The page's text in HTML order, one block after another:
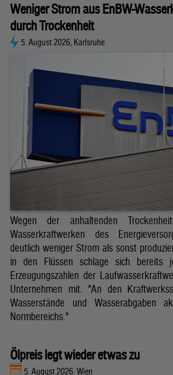
Weniger Strom aus EnBW-
durch Trockenheit
5. August 2026, Karlsruhe
Wegen der anhaltenden
Wasserkraftwerken des
deutlich weniger Strom als sonst
in den Flüssen schlage sich bereits
Erzeugungszahlen der
Unternehmen mit. "An den
Wasserstände und Wasserabgaben
Normbereichs."
Ölpreis legt wieder etwas zu
5. August 2026, Wien